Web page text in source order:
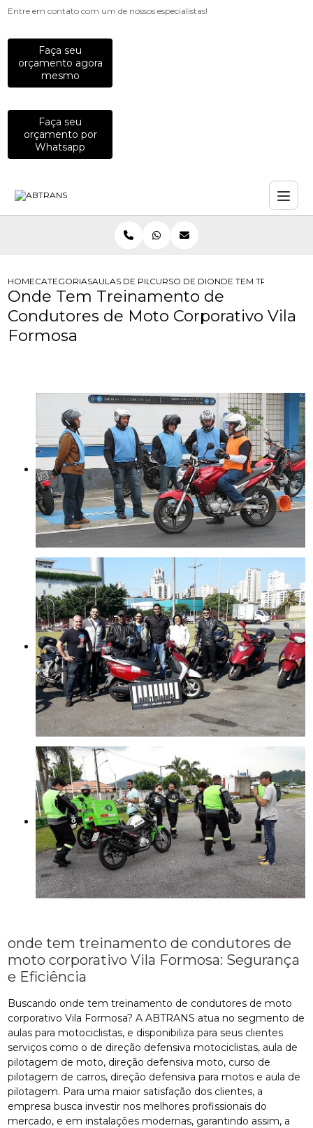
Entre em contato com um de nossos especialistas!
Faça seu
orçamento agora
mesmo
Faça seu
orçamento por
Whatsapp
HOMECATEGORIASAULAS DE PILOTAGEM PARA EMPRESAS
CURSO DE DIRECAO DE MOTO PARA
ONDE TEM
Onde Tem Treinamento de
Condutores de Moto Corporativo Vila
Formosa
onde tem treinamento de condutores de
moto corporativo Vila Formosa: Segurança
e Eficiência
Buscando onde tem treinamento de condutores de moto
corporativo Vila Formosa? A ABTRANS atua no segmento de
aulas para motociclistas, e disponibiliza para seus clientes
serviços como o de direção defensiva motociclistas, aula de
pilotagem de moto, direção defensiva moto, curso de
pilotagem de carros, direção defensiva para motos e aula de
pilotagem. Para uma maior satisfação dos clientes, a
empresa busca investir nos melhores profissionais do
mercado, e em instalações modernas, garantindo assim, a